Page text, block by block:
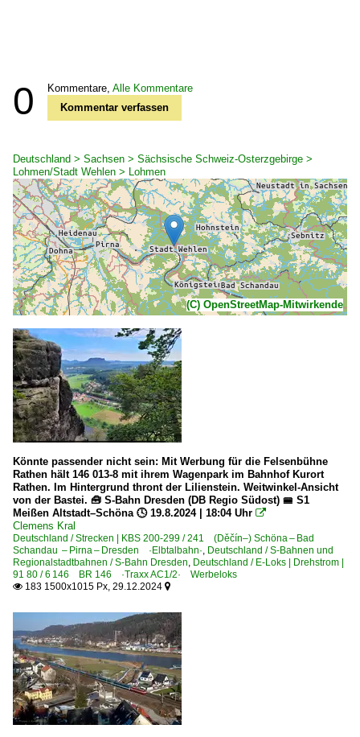
0 Kommentare, Alle Kommentare
Kommentar verfassen
Deutschland > Sachsen > Sächsische Schweiz-Osterzgebirge >
Lohmen/Stadt Wehlen > Lohmen
(C) OpenStreetMap-Mitwirkende
Könnte passender nicht sein: Mit Werbung für die Felsenbühne
Rathen hält 146 013-8 mit ihrem Wagenpark im Bahnhof Kurort
Rathen. Im Hintergrund thront der Lilienstein. Weitwinkel-Ansicht
von der Bastei. 🧰 S-Bahn Dresden (DB Regio Südost) 🚝 S1
Meißen Altstadt–Schöna 🕓 19.8.2024 | 18:04 Uhr 
Clemens Kral
Deutschland / Strecken | KBS 200-299 / 241 (Děčín–) Schöna – Bad
Schandau – Pirna – Dresden ·Elbtalbahn·, Deutschland / S-Bahnen und
Regionalstadtbahnen / S-Bahn Dresden, Deutschland / E-Loks | Drehstrom |
91 80 / 6 146 BR 146 ·Traxx AC1/2· Werbeloks
 183 1500x1015 Px, 29.12.2024 